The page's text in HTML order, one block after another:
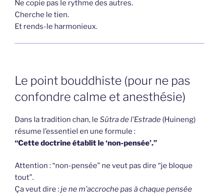
Ne copie pas le rythme des autres.
Cherche le tien.
Et rends-le harmonieux.
Le point bouddhiste (pour ne pas
confondre calme et anesthésie)
Dans la tradition chan, le Sūtra de l’Estrade (Huineng)
résume l’essentiel en une formule :
“Cette doctrine établit le ‘non-pensée’.”
Attention : “non-pensée” ne veut pas dire “je bloque
tout”.
Ça veut dire :je ne m’accroche pas à chaque pensée